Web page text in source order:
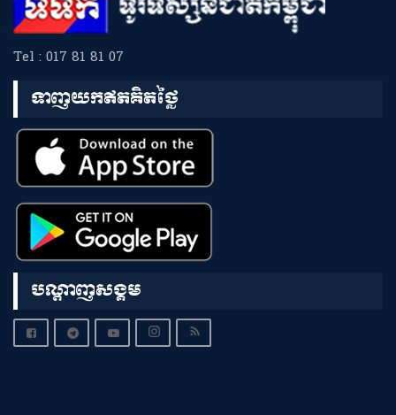
Tel : 017 81 81 07
ទាញយកឥតគិតថ្លៃ
បណ្តាញសង្គម